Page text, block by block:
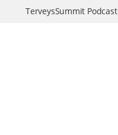
TerveysSummit Podcast